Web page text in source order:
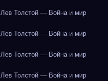
Лев Толстой — Война и мир
Лев Толстой — Война и мир
Лев Толстой — Война и мир
Лев Толстой — Война и мир